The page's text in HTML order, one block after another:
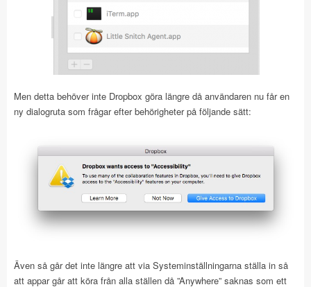
Men detta behöver inte Dropbox göra längre då användaren nu får en
ny dialogruta som frågar efter behörigheter på följande sätt:
Även så går det inte längre att via Systeminställningarna ställa in så
att appar går att köra från alla ställen då ”Anywhere” saknas som ett